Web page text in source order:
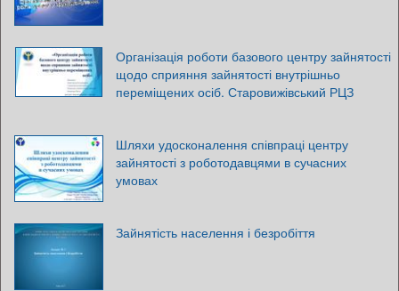
Організація роботи базового центру зайнятості
щодо сприяння зайнятості внутрішньо
переміщених осіб. Старовижівський РЦЗ
Шляхи удосконалення співпраці центру
зайнятості з роботодавцями в сучасних
умовах
Зайнятість населення і безробіття